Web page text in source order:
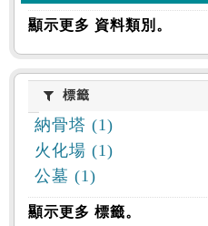
顯示更多 資料類別。
標籤標籤
納骨塔 (1)
火化場 (1)
公墓 (1)
顯示更多 標籤。